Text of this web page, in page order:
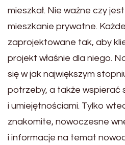
mieszkał. Nie ważne czy
mieszkanie prywatne.
zaprojektowane tak, aby
projekt właśnie dla niego.
się w jak największym
potrzeby, a także wspierać
i umiejętnościami. Tylko
znakomite, nowoczesne
i informacje na temat